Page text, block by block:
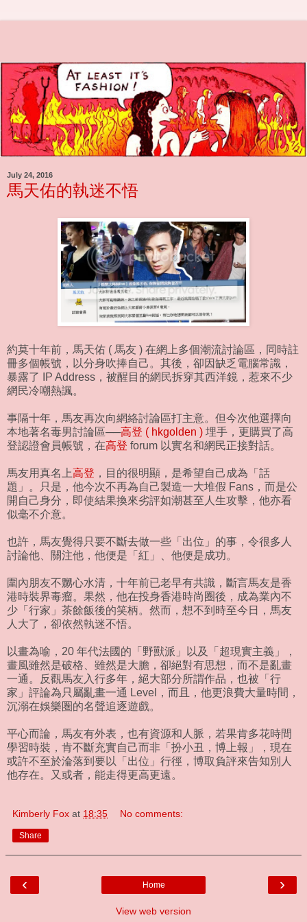
July 24, 2016
馬天佑的執迷不悟
約莫十年前，馬天佑 ( 馬友 ) 在網上多個潮流討論區，同時註
冊多個帳號，以分身吹捧自己。其後，卻因缺乏電腦常識，
暴露了 IP Address，被醒目的網民拆穿其西洋鏡，惹來不少
網民冷嘲熱諷。
事隔十年，馬友再次向網絡討論區打主意。但今次他選擇向
本地著名毒男討論區──高登 ( hkgolden ) 埋手，更購買了高
登認證會員帳號，在高登 forum 以實名和網民正接對話。
馬友用真名上高登 ，目的很明顯，是希望自己成為「話
題」。只是，他今次不再為自己製造一大堆假 Fans，而是公
開自己身分，即使結果換來劣評如潮甚至人生攻擊，他亦看
似毫不介意。
也許，馬友覺得只要不斷去做一些「出位」的事，令很多人
討論他、關注他，他便是「紅」、他便是成功。
圍內朋友不嬲心水清，十年前已老早有共識，斷言馬友是香
港時裝界毒瘤。果然，他在投身香港時尚圈後，成為業內不
少「行家」茶餘飯後的笑柄。然而，想不到時至今日，馬友
人大了，卻依然執迷不悟。
以畫為喻，20 年代法國的「野獸派」以及「超現實主義」，
畫風雖然是破格、雖然是大膽，卻絕對有思想，而不是亂畫
一通。反觀馬友入行多年，絕大部分所謂作品，也被「行
家」評論為只屬亂畫一通 Level，而且，他更浪費大量時間，
沉溺在娛樂圏的名聲追逐遊戲。
平心而論，馬友有外表，也有資源和人脈，若果肯多花時間
學習時裝，肯不斷充實自己而非「扮小丑，博上報」，現在
或許不至於淪落到要以「出位」行徑，博取負評來告知別人
他存在。又或者，能走得更高更遠。
Kimberly Fox at 18:35 No comments:
Share
‹ ›
Home
View web version